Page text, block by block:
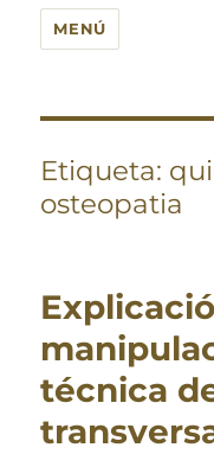
MENÚ
Etiqueta:
osteopatia
técnica